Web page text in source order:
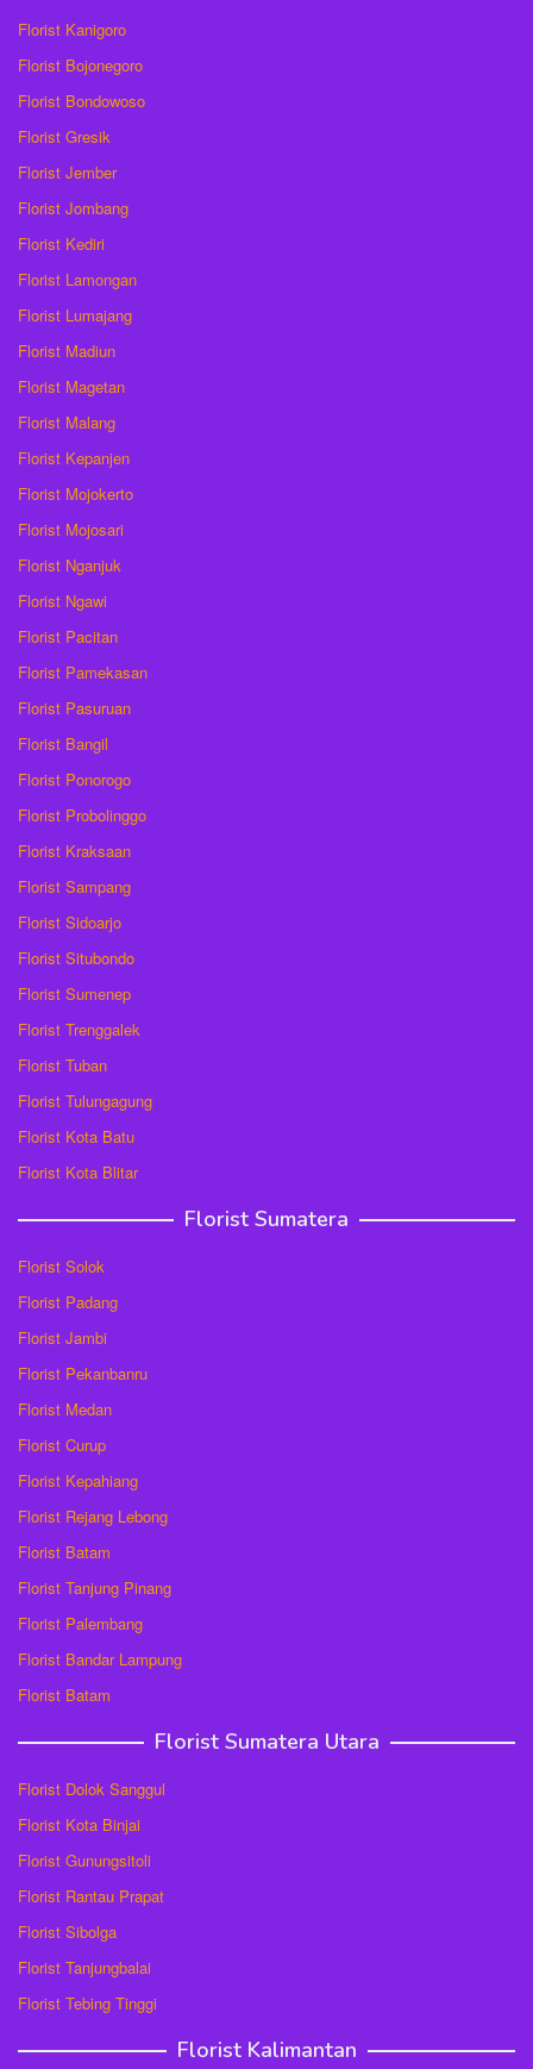
Florist Kanigoro
Florist Bojonegoro
Florist Bondowoso
Florist Gresik
Florist Jember
Florist Jombang
Florist Kediri
Florist Lamongan
Florist Lumajang
Florist Madiun
Florist Magetan
Florist Malang
Florist Kepanjen
Florist Mojokerto
Florist Mojosari
Florist Nganjuk
Florist Ngawi
Florist Pacitan
Florist Pamekasan
Florist Pasuruan
Florist Bangil
Florist Ponorogo
Florist Probolinggo
Florist Kraksaan
Florist Sampang
Florist Sidoarjo
Florist Situbondo
Florist Sumenep
Florist Trenggalek
Florist Tuban
Florist Tulungagung
Florist Kota Batu
Florist Kota Blitar
Florist Sumatera
Florist Solok
Florist Padang
Florist Jambi
Florist Pekanbanru
Florist Medan
Florist Curup
Florist Kepahiang
Florist Rejang Lebong
Florist Batam
Florist Tanjung Pinang
Florist Palembang
Florist Bandar Lampung
Florist Batam
Florist Sumatera Utara
Florist Dolok Sanggul
Florist Kota Binjai
Florist Gunungsitoli
Florist Rantau Prapat
Florist Sibolga
Florist Tanjungbalai
Florist Tebing Tinggi
Florist Kalimantan